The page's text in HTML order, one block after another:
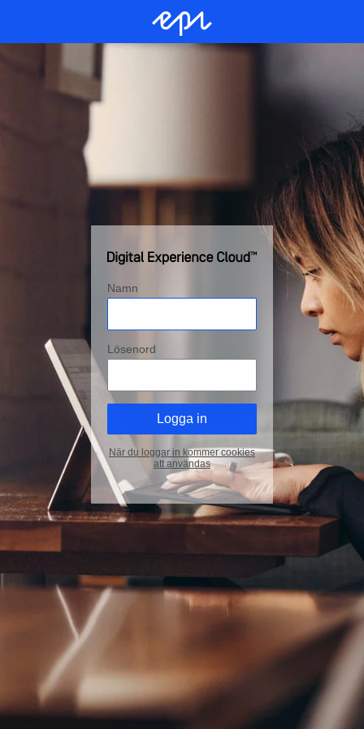
Namn
Lösenord
När du loggar in kommer cookies
att användas